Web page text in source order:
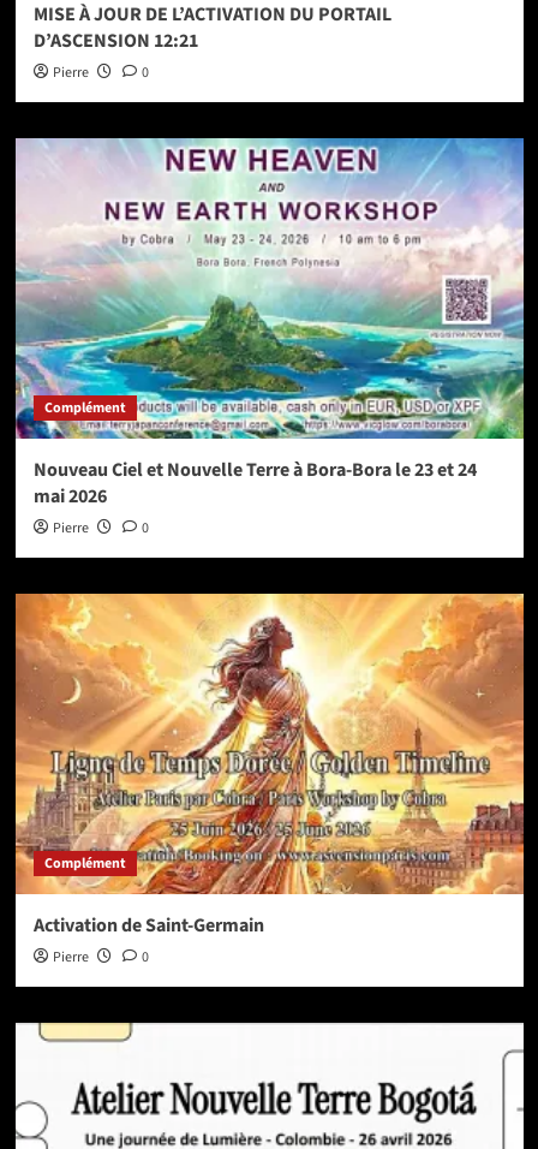
MISE À JOUR DE L’ACTIVATION DU PORTAIL
D’ASCENSION 12:21
Pierre 0
Complément
Nouveau Ciel et Nouvelle Terre à Bora-Bora le 23 et 24
mai 2026
Pierre 0
Complément
Activation de Saint-Germain
Pierre 0